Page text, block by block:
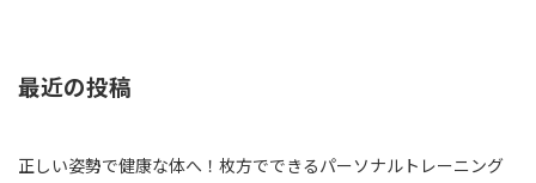
最近の投稿
正しい姿勢で健康な体へ！枚方でできるパーソナルトレーニング